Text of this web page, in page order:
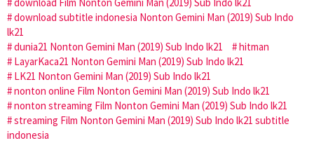
download Film Nonton Gemini Man (2019) Sub Indo lk21
download subtitle indonesia Nonton Gemini Man (2019) Sub Indo
lk21
dunia21 Nonton Gemini Man (2019) Sub Indo lk21
hitman
LayarKaca21 Nonton Gemini Man (2019) Sub Indo lk21
LK21 Nonton Gemini Man (2019) Sub Indo lk21
nonton online Film Nonton Gemini Man (2019) Sub Indo lk21
nonton streaming Film Nonton Gemini Man (2019) Sub Indo lk21
streaming Film Nonton Gemini Man (2019) Sub Indo lk21 subtitle
indonesia